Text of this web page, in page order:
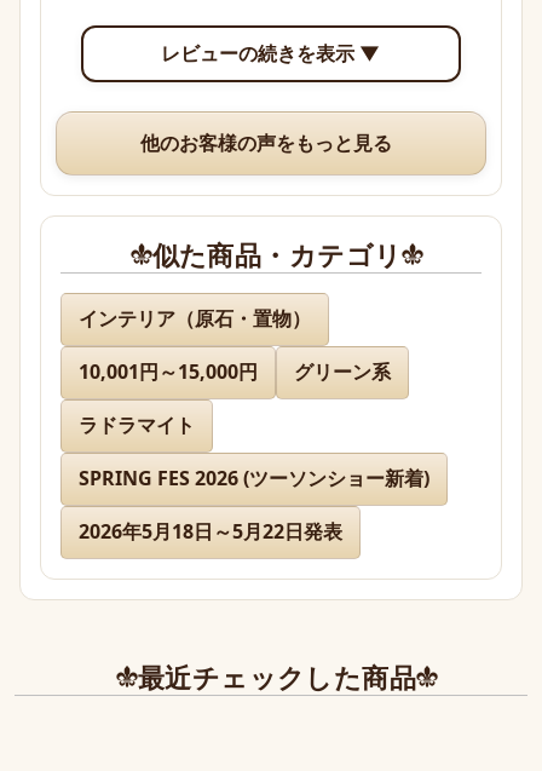
透明感のあるブルーからパープル、多色性がはっき
り確認できて眺めていて楽しいです。
いつも、丁寧な梱包や手書きのメッセージ、そして
素敵なオマケまでありがとうございますm(*_ _)m
名無し 様
先日通販を利用させて頂きましたが迅速に対応、お
送り下さりまして有難うございました。
どのお品物も画像で見た以上に美しく、お迎えでき
て本当に嬉しかったです。
また、丁寧であたたかいお手紙やプレゼントまで同
封下さり有難うございました！感激致しました。
また今後とも利用させて頂きたく染み入りました。
レビューの続きを表示 ▼
他のお客様の声をもっと見る
似た商品・カテゴリ
インテリア（原石・置物）
10,001円～15,000円
グリーン系
ラドラマイト
SPRING FES 2026 (ツーソンショー新着)
2026年5月18日～5月22日発表
最近チェックした商品